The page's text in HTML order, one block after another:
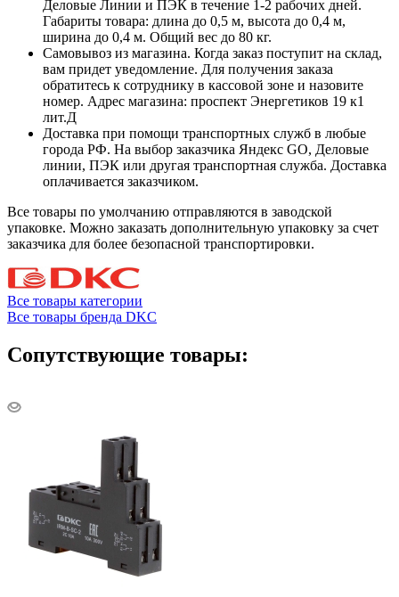
Деловые Линии и ПЭК в течение 1-2 рабочих дней.
Габариты товара: длина до 0,5 м, высота до 0,4 м,
ширина до 0,4 м. Общий вес до 80 кг.
Самовывоз из магазина. Когда заказ поступит на склад,
вам придет уведомление. Для получения заказа
обратитесь к сотруднику в кассовой зоне и назовите
номер. Адрес магазина: проспект Энергетиков 19 к1
лит.Д
Доставка при помощи транспортных служб в любые
города РФ. На выбор заказчика Яндекс GO, Деловые
линии, ПЭК или другая транспортная служба. Доставка
оплачивается заказчиком.
Все товары по умолчанию отправляются в заводской
упаковке. Можно заказать дополнительную упаковку за счет
заказчика для более безопасной транспортировки.
Все товары категории
Все товары бренда DKC
Сопутствующие товары: